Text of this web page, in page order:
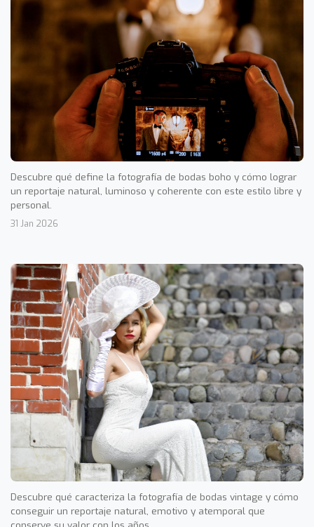
Descubre qué define la fotografía de bodas boho y cómo lograr
un reportaje natural, luminoso y coherente con este estilo libre y
personal.
31 Jan 2026
Descubre qué caracteriza la fotografía de bodas vintage y cómo
conseguir un reportaje natural, emotivo y atemporal que